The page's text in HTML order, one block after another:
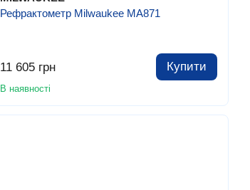
Рефрактометр Milwaukee MA871
11 605 грн Купити
В наявності